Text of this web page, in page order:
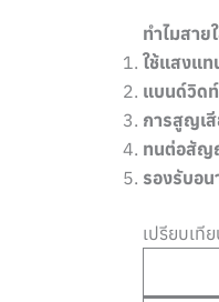
ทำไมสาย
ใช้แสงแท
แบนด์วิด
การสูญเ
ทนต่อสั
รองรับอน
เปรียบเที